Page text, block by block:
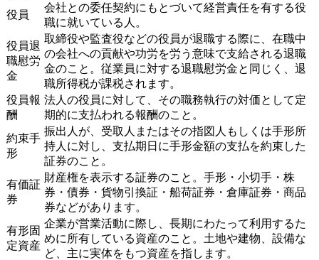
役員
会社との委任契約にもとづいて経営責任を有する役
職に就いている人。
役員退
職慰労
金
取締役や監査役などの役員が退職する際に、在職中
の会社への貢献や功労を労う意味で支給される退職
金のこと。従業員に対する退職慰労金と同じく、退
職所得税が課税されます。
役員報
酬
法人の役員に対して、その職務執行の対価として定
期的に支払われる報酬のこと。
約束手
形
振出人が、受取人またはその指図人もしくは手形所
持人に対し、支払期日に手形金額の支払を約束した
証券のこと。
有価証
券
財産権を表示する証券のこと。手形・小切手・株
券・債券・貨物引換証・船荷証券・倉庫証券・商品
券などがあります。
有形固
定資産
企業が営業活動に際し、長期にわたって利用するた
めに所有している資産のこと。土地や建物、設備な
ど、主に実体をもつ資産を指します。